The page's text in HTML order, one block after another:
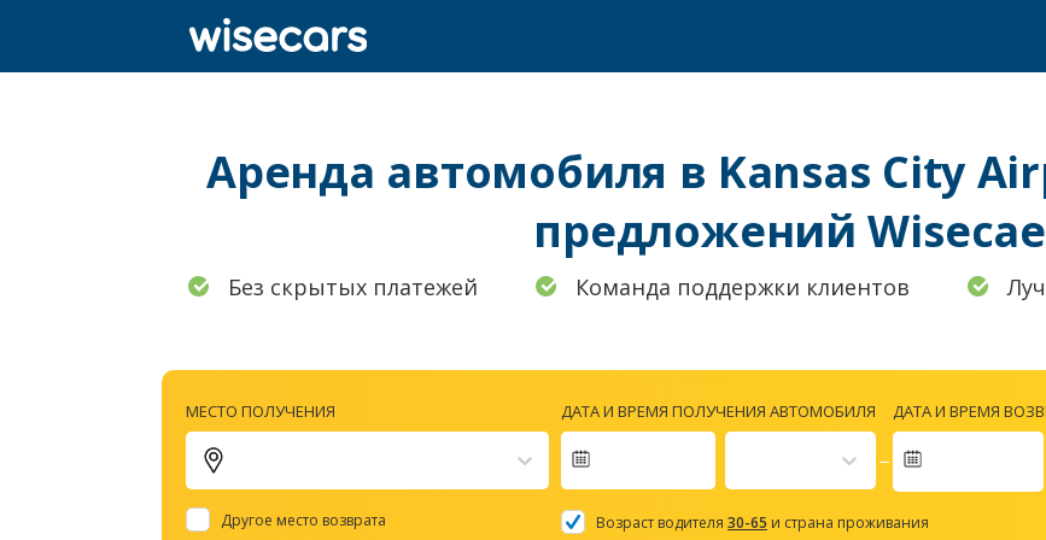
Аренда автомобиля в Kansas City
предложений
Без скрытых платежей Команда поддержки клиентов
МЕСТО ПОЛУЧЕНИЯ
Другое место возврата
ДАТА И ВРЕМЯ ПОЛУЧЕНИЯ АВТОМОБИЛЯ
to
ДАТА И ВРЕМЯ
Возраст водителя30-65 и страна проживания